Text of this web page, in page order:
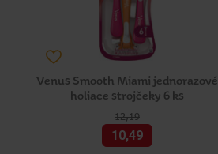
Venus Smooth Miami jednorazové
holiace strojčeky 6 ks
12,19
10,49